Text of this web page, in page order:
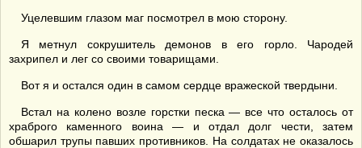
Уцелевшим глазом маг посмотрел в мою сторону.
Я метнул сокрушитель демонов в его горло. Чародей
захрипел и лег со своими товарищами.
Вот я и остался один в самом сердце вражеской твердыни.
Встал на колено возле горстки песка — все что осталось от
храброго каменного воина — и отдал долг чести, затем
обшарил трупы павших противников. На солдатах не оказалось